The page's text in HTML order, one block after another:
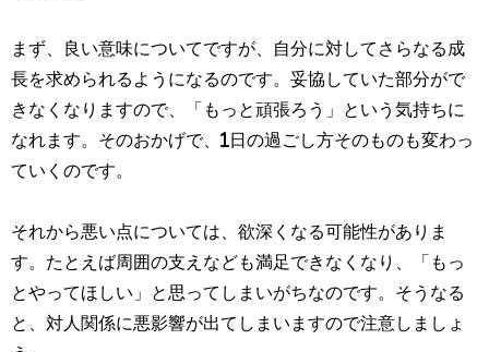
まず、良い意味についてですが、自分に対してさらなる成
長を求められるようになるのです。妥協していた部分がで
きなくなりますので、「もっと頑張ろう」という気持ちに
なれます。そのおかげで、1日の過ごし方そのものも変わっ
ていくのです。
それから悪い点については、欲深くなる可能性がありま
す。たとえば周囲の支えなども満足できなくなり、「もっ
とやってほしい」と思ってしまいがちなのです。そうなる
と、対人関係に悪影響が出てしまいますので注意しましょ